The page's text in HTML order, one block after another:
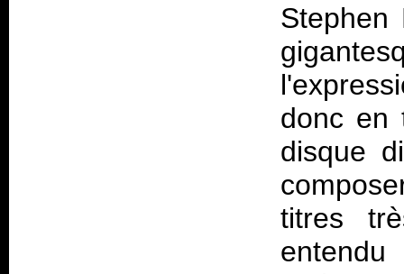
Stephen
donc en
disque
titres
entendu